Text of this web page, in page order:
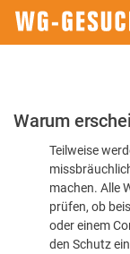
Bitte
dass
Warum
Teilweise
machen. Alle
prüfen, ob
oder einem
den Schutz